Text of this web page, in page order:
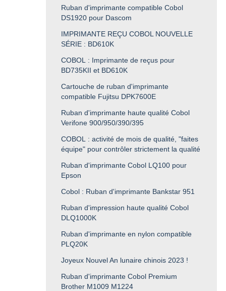
Ruban d'imprimante compatible Cobol
DS1920 pour Dascom
IMPRIMANTE REÇU COBOL NOUVELLE
SÉRIE : BD610K
COBOL : Imprimante de reçus pour
BD735KII et BD610K
Cartouche de ruban d'imprimante
compatible Fujitsu DPK7600E
Ruban d'imprimante haute qualité Cobol
Verifone 900/950/390/395
COBOL : activité de mois de qualité, "faites
équipe" pour contrôler strictement la qualité
Ruban d'imprimante Cobol LQ100 pour
Epson
Cobol : Ruban d'imprimante Bankstar 951
Ruban d'impression haute qualité Cobol
DLQ1000K
Ruban d'imprimante en nylon compatible
PLQ20K
Joyeux Nouvel An lunaire chinois 2023 !
Ruban d'imprimante Cobol Premium
Brother M1009 M1224